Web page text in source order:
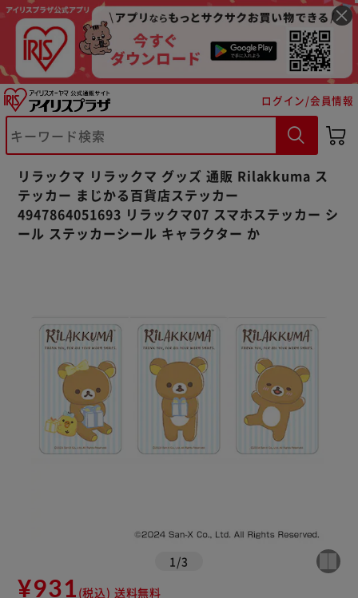
ログイン/会員情報
リラックマ リラックマ グッズ 通販 Rilakkuma ス
テッカー まじかる百貨店ステッカー
4947864051693 リラックマ07 スマホステッカー シ
ール ステッカーシール キャラクター か
1 /3
¥931 (税込) 送料無料
※ご確認ください
カートに入れる 購入手続きへ